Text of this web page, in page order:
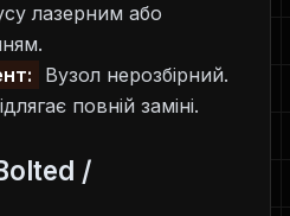
лазерним або
Вузол нерозбірний.
повній заміні.
/